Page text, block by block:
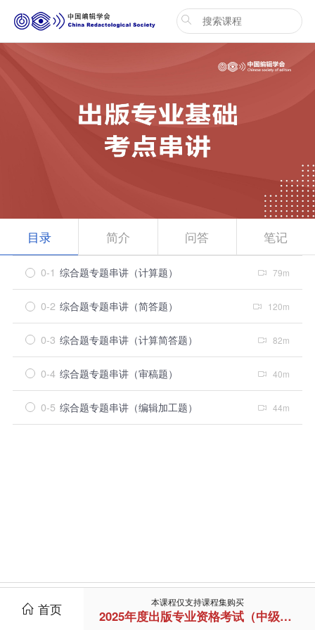
培训介绍 会长寄语 培训通知 登录
目录 简介 问答 笔记
0-1 综合题专题串讲（计算题） 79m
0-2 综合题专题串讲（简答题） 120m
0-3 综合题专题串讲（计算简答题） 82m
0-4 综合题专题串讲（审稿题） 40m
0-5 综合题专题串讲（编辑加工题） 44m
首页 本课程仅支持课程集购买
2025年度出版专业资格考试（中级强化班）